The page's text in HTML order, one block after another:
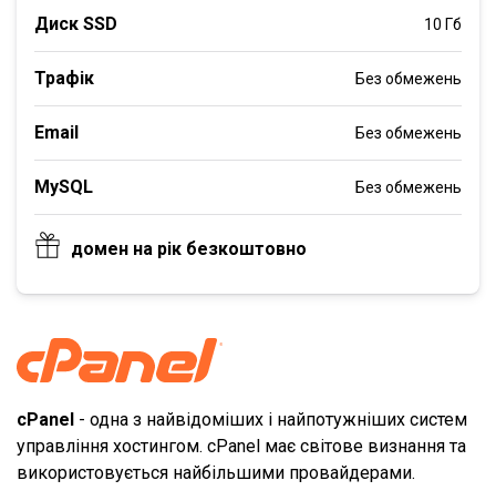
Диск SSD 10 Гб
Трафік Без обмежень
Email Без обмежень
MySQL Без обмежень
домен на рік безкоштовно
cPanel - одна з найвідоміших і найпотужніших систем
управління хостингом. cPanel має світове визнання та
використовується найбільшими провайдерами.